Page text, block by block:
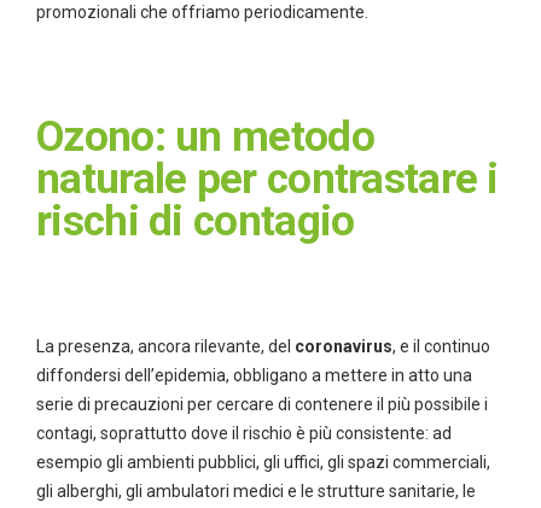
promozionali che offriamo periodicamente.
Ozono: un metodo
naturale per contrastare i
rischi di contagio
La presenza, ancora rilevante, del coronavirus, e il continuo
diffondersi dell’epidemia, obbligano a mettere in atto una
serie di precauzioni per cercare di contenere il più possibile i
contagi, soprattutto dove il rischio è più consistente: ad
esempio gli ambienti pubblici, gli uffici, gli spazi commerciali,
gli alberghi, gli ambulatori medici e le strutture sanitarie, le